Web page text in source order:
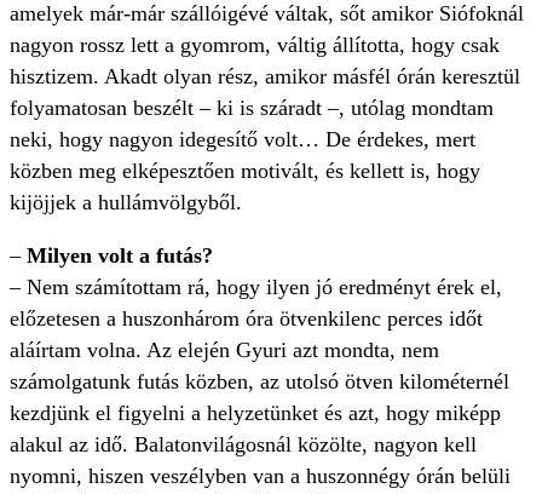
amelyek már-már szállóigévé váltak, sőt amikor Siófoknál
nagyon rossz lett a gyomrom, váltig állította, hogy csak
hisztizem. Akadt olyan rész, amikor másfél órán keresztül
folyamatosan beszélt – ki is száradt –, utólag mondtam
neki, hogy nagyon idegesítő volt… De érdekes, mert
közben meg elképesztően motivált, és kellett is, hogy
kijöjjek a hullámvölgyből.
– Milyen volt a futás?
– Nem számítottam rá, hogy ilyen jó eredményt érek el,
előzetesen a huszonhárom óra ötvenkilenc perces időt
aláírtam volna. Az elején Gyuri azt mondta, nem
számolgatunk futás közben, az utolsó ötven kilométernél
kezdjünk el figyelni a helyzetünket és azt, hogy miképp
alakul az idő. Balatonvilágosnál közölte, nagyon kell
nyomni, hiszen veszélyben van a huszonnégy órán belüli